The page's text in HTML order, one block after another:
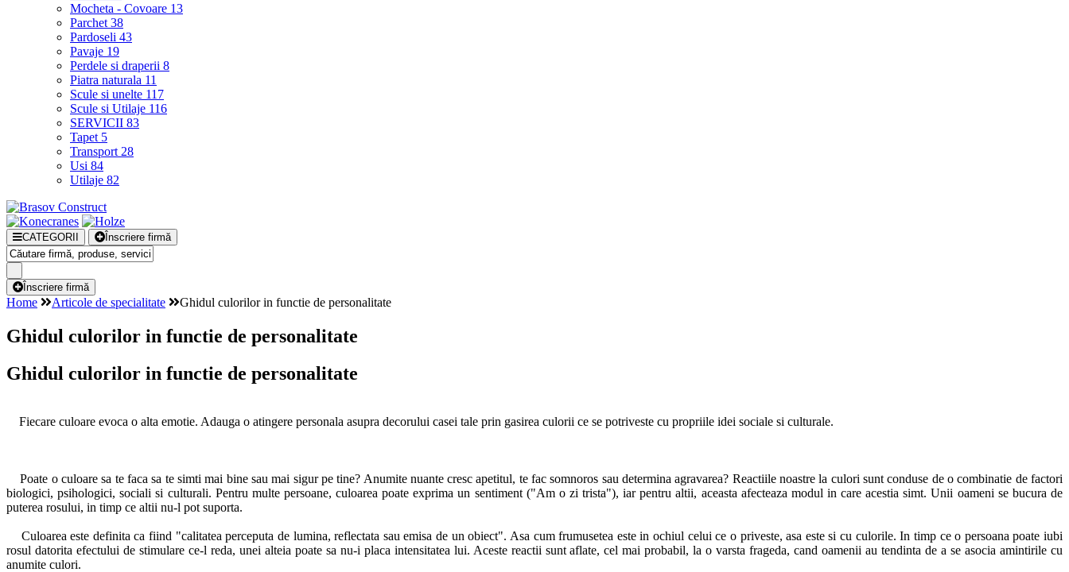
Mocheta - Covoare 13
Parchet 38
Pardoseli 43
Pavaje 19
Perdele si draperii 8
Piatra naturala 11
Scule si unelte 117
Scule si Utilaje 116
SERVICII 83
Tapet 5
Transport 28
Usi 84
Utilaje 82
CATEGORII Înscriere firmă
Înscriere firmă
Home Articole de specialitate Ghidul culorilor in functie de personalitate
Ghidul culorilor in functie de personalitate
Ghidul culorilor in functie de personalitate
Fiecare culoare evoca o alta emotie. Adauga o atingere personala asupra decorului casei tale prin gasirea culorii ce se potriveste cu propriile idei sociale si culturale.
Poate o culoare sa te faca sa te simti mai bine sau mai sigur pe tine? Anumite nuante cresc apetitul, te fac somnoros sau determina agravarea? Reactiile noastre la culori sunt conduse de o combinatie de factori
biologici, psihologici, sociali si culturali. Pentru multe persoane, culoarea poate exprima un sentiment ("Am o zi trista"), iar pentru altii, aceasta afecteaza modul in care acestia simt. Unii oameni se bucura de
puterea rosului, in timp ce altii nu-l pot suporta.
Culoarea este definita ca fiind "calitatea perceputa de lumina, reflectata sau emisa de un obiect". Asa cum frumusetea este in ochiul celui ce o priveste, asa este si cu culorile. In timp ce o persoana poate iubi
rosul datorita efectului de stimulare ce-l reda, unei alteia poate sa nu-i placa intensitatea lui. Aceste reactii sunt aflate, cel mai probabil, la o varsta frageda, cand oamenii au tendinta de a se asocia amintirile cu
anumite culori.